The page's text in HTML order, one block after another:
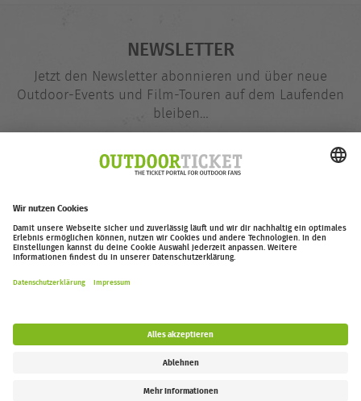
NEWSLETTER
Jetzt den Newsletter abonnieren und über neue
Outdoor-Events und Film-Touren auf dem Laufenden
bleiben…
Mail-
Adresse
outdoor-ticket.net– Ein Projekt von
Barrierefreiheitserklärung
Follow us: